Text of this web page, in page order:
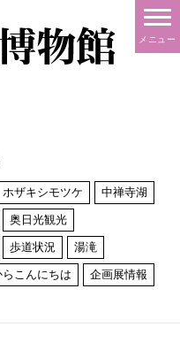
メニュー
ホザキシモツケ 中禅寺湖
奥日光観光
歩道状況 湯滝
こんにちは 企画展情報